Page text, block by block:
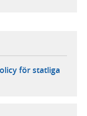
för statliga